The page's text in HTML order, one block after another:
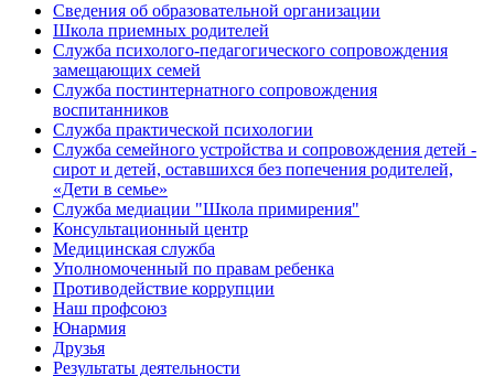
Сведения об образовательной организации
Школа приемных родителей
Служба психолого-педагогического сопровождения
замещающих семей
Cлужба постинтернатного сопровождения
воспитанников
Служба практической психологии
Служба семейного устройства и сопровождения детей -
сирот и детей, оставшихся без попечения родителей,
«Дети в семье»
Служба медиации "Школа примирения"
Консультационный центр
Медицинская служба
Уполномоченный по правам ребенка
Противодействие коррупции
Наш профсоюз
Юнармия
Друзья
Результаты деятельности